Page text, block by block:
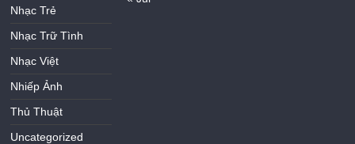
Nhạc Trẻ
Nhạc Trữ Tình
Nhạc Việt
Nhiếp Ảnh
Thủ Thuật
Uncategorized